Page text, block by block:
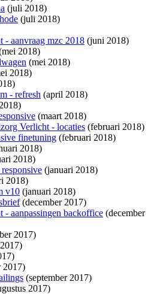
(juli 2018)
(juli 2018)
- aanvraag mzc 2018 (juni 2018)
2018)
(mei 2018)
2018)
- refresh (april 2018)
(maart 2018)
Verlicht - locaties (februari 2018)
finetuning (februari 2018)
2018)
2018)
(januari 2018)
2018)
v10 (januari 2018)
(december 2017)
- aanpassingen backoffice (december
2017)
2017)
(september 2017)
2017)